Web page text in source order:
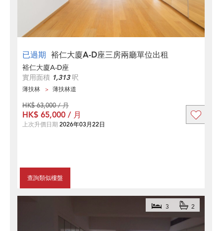
已過期 裕仁大廈A-D座三房兩廳單位出租
裕仁大廈A-D座
實用面積 1,313呎
薄扶林 薄扶林道
查詢類似樓盤
HK$ 63,000 / 月
HK$ 65,000 / 月
上次升價日期 2026年03月22日
3 2